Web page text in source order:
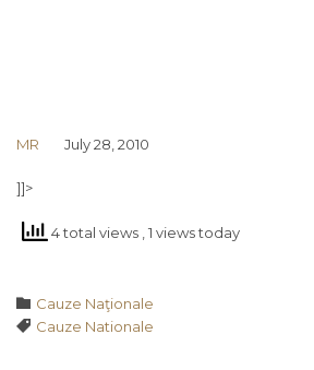
MR July 28, 2010
]]>
4 total views , 1 views today
 Category
Cauze Naţionale
 Tags
Cauze Nationale